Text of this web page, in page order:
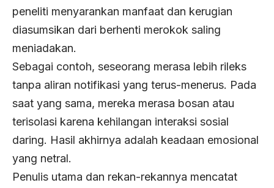
peneliti menyarankan manfaat dan kerugian
diasumsikan dari berhenti merokok saling
meniadakan.
Sebagai contoh, seseorang merasa lebih rileks
tanpa aliran notifikasi yang terus-menerus. Pada
saat yang sama, mereka merasa bosan atau
terisolasi karena kehilangan interaksi sosial
daring. Hasil akhirnya adalah keadaan emosional
yang netral.
Penulis utama dan rekan-rekannya mencatat